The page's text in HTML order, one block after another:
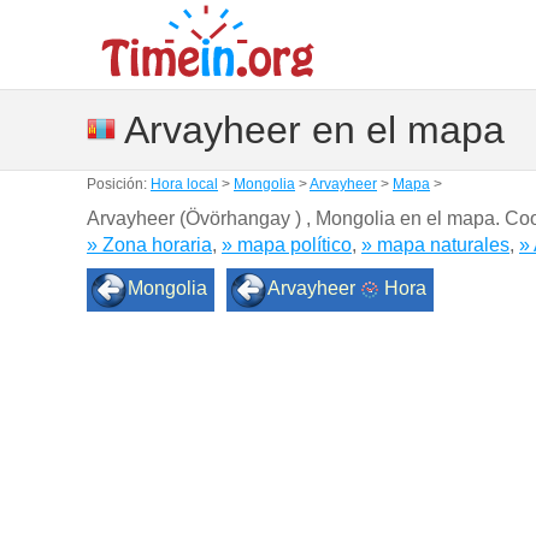
Arvayheer en el mapa
Posición: Hora local > Mongolia >Arvayheer > Mapa >
Arvayheer (Övörhangay ) , Mongolia en el mapa.
» Zona horaria, » mapa político, » mapa naturales, »
Mongolia Arvayheer Hora